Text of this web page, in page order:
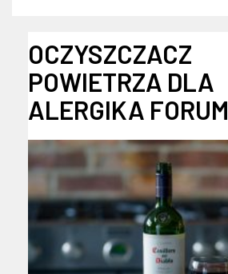
OCZYSZCZACZ
POWIETRZA DLA
ALERGIKA FORUM